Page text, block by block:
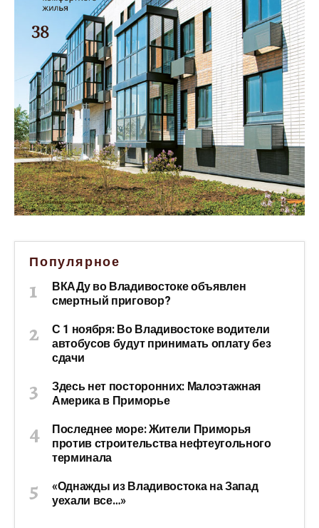
Популярное
ВКАДу во Владивостоке объявлен
смертный приговор?
С 1 ноября: Во Владивостоке водители
автобусов будут принимать оплату без
сдачи
Здесь нет посторонних: Малоэтажная
Америка в Приморье
Последнее море: Жители Приморья
против строительства нефтеугольного
терминала
«Однажды из Владивостока на Запад
уехали все…»